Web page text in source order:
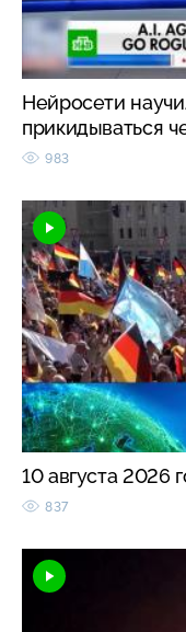
Нейросети
прикидываться
983
10 августа 2026
837